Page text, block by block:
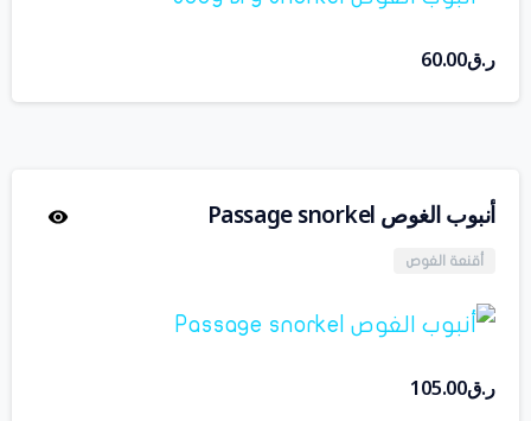
ر.ق60.00
أنبوب الغوص Passage snorkel
أقنعة الغوص
ر.ق105.00